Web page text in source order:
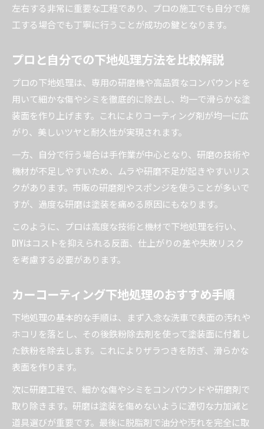
左右する非常に重要な工程であり、プロの施工でも自分で施
工する場合でも丁寧に行うことが成功の鍵となります。
プロと自分での下地処理方法を比較解説
プロの下地処理は、専用の研磨機や高品質なコンパウンドを
用いて細かな傷やシミを徹底的に除去し、均一で滑らかな塗
装面を作り上げます。これによりコーティング剤が均一に広
がり、美しいツヤと耐久性が実現されます。
一方、自分で行う場合は手作業が中心となり、研磨の技術や
機材が不足しやすいため、ムラや研磨不足が起きやすいリス
クがあります。市販の研磨剤やスポンジを使うことが多いで
すが、過度な研磨は塗装を痛める原因にもなります。
このように、プロは高度な技術と機材で下地処理を行い、
DIYはコストを抑えられる反面、仕上がりの差や失敗リスク
を考慮する必要があります。
カーコーティング下地処理のおすすめ手順
下地処理の基本的な手順は、まず入念な洗車で表面の汚れや
ホコリを落とし、その後鉄粉除去剤を使って塗装面に付着し
た鉄粉を除去します。これによりザラつきを防ぎ、滑らかな
表面を作ります。
次に研磨工程で、細かな傷やシミをコンパウンドや研磨剤で
取り除きます。研磨は塗装を傷めないように適切な力加減と
道具選びが重要です。最後に脱脂剤で油分や汚れを完全に取